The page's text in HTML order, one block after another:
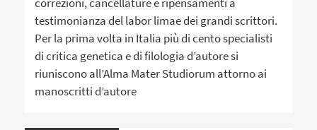
correzioni, cancellature e ripensamenti a
testimonianza del labor limae dei grandi scrittori.
Per la prima volta in Italia più di cento specialisti
di critica genetica e di filologia d’autore si
riuniscono all’Alma Mater Studiorum attorno ai
manoscritti d’autore